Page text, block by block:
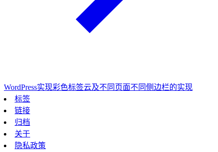
WordPress实现彩色标签云及不同页面不同侧边栏的实现
标签
链接
归档
关于
隐私政策